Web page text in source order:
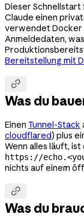
Dieser Schnellstart
Claude einen
verwendet Docker
Anmeldedaten,
Bereitstellung mit

Was du
Einen Tunnel-Stack
cloudflared) plus
Wenn alles läuft,
https://
nichts auf einem

Was du